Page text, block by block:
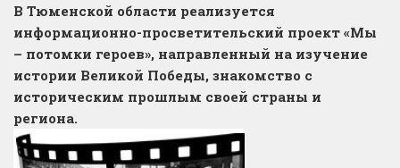
В Тюменской области реализуется
информационно-просветительский проект «Мы
– потомки героев», направленный на изучение
истории Великой Победы, знакомство с
историческим прошлым своей страны и
региона.